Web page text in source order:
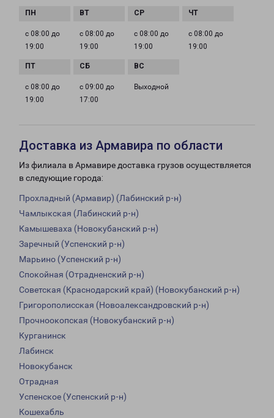
с 08:00 до
19:00
с 08:00 до
19:00
с 08:00 до
19:00
с 08:00 до
19:00
с 08:00 до
19:00
с 09:00 до
17:00
Выходной
Доставка из Армавира по области
Из филиала в Армавире доставка грузов осуществляется
в следующие города:
Прохладный (Армавир) (Лабинский р-н)
Чамлыкская (Лабинский р-н)
Камышеваха (Новокубанский р-н)
Заречный (Успенский р-н)
Марьино (Успенский р-н)
Спокойная (Отрадненский р-н)
Советская (Краснодарский край) (Новокубанский р-н)
Григорополисская (Новоалександровский р-н)
Прочноокопская (Новокубанский р-н)
Курганинск
Лабинск
Новокубанск
Отрадная
Успенское (Успенский р-н)
Кошехабль